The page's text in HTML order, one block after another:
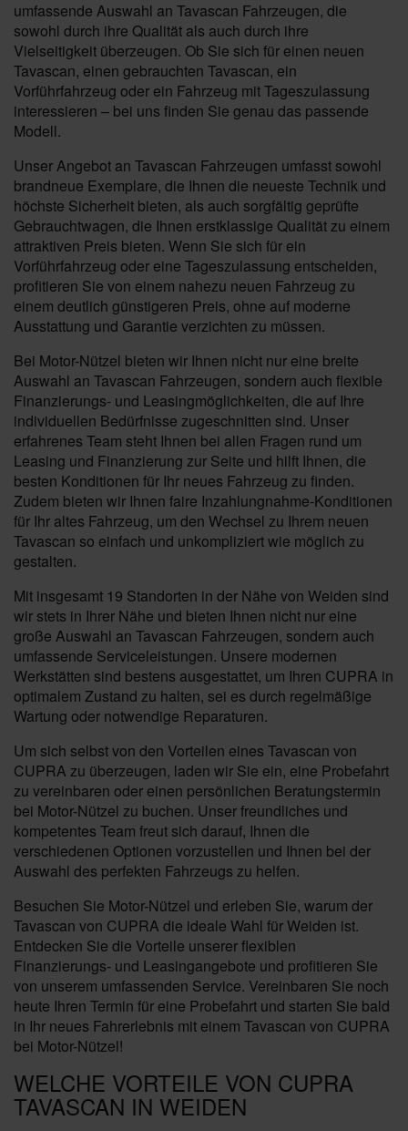
umfassende Auswahl an Tavascan Fahrzeugen, die
sowohl durch ihre Qualität als auch durch ihre
Vielseitigkeit überzeugen. Ob Sie sich für einen neuen
Tavascan, einen gebrauchten Tavascan, ein
Vorführfahrzeug oder ein Fahrzeug mit Tageszulassung
interessieren – bei uns finden Sie genau das passende
Modell.
Unser Angebot an Tavascan Fahrzeugen umfasst sowohl
brandneue Exemplare, die Ihnen die neueste Technik und
höchste Sicherheit bieten, als auch sorgfältig geprüfte
Gebrauchtwagen, die Ihnen erstklassige Qualität zu einem
attraktiven Preis bieten. Wenn Sie sich für ein
Vorführfahrzeug oder eine Tageszulassung entscheiden,
profitieren Sie von einem nahezu neuen Fahrzeug zu
einem deutlich günstigeren Preis, ohne auf moderne
Ausstattung und Garantie verzichten zu müssen.
Bei Motor-Nützel bieten wir Ihnen nicht nur eine breite
Auswahl an Tavascan Fahrzeugen, sondern auch flexible
Finanzierungs- und Leasingmöglichkeiten, die auf Ihre
individuellen Bedürfnisse zugeschnitten sind. Unser
erfahrenes Team steht Ihnen bei allen Fragen rund um
Leasing und Finanzierung zur Seite und hilft Ihnen, die
besten Konditionen für Ihr neues Fahrzeug zu finden.
Zudem bieten wir Ihnen faire Inzahlungnahme-Konditionen
für Ihr altes Fahrzeug, um den Wechsel zu Ihrem neuen
Tavascan so einfach und unkompliziert wie möglich zu
gestalten.
Mit insgesamt 19 Standorten in der Nähe von Weiden sind
wir stets in Ihrer Nähe und bieten Ihnen nicht nur eine
große Auswahl an Tavascan Fahrzeugen, sondern auch
umfassende Serviceleistungen. Unsere modernen
Werkstätten sind bestens ausgestattet, um Ihren CUPRA in
optimalem Zustand zu halten, sei es durch regelmäßige
Wartung oder notwendige Reparaturen.
Um sich selbst von den Vorteilen eines Tavascan von
CUPRA zu überzeugen, laden wir Sie ein, eine Probefahrt
zu vereinbaren oder einen persönlichen Beratungstermin
bei Motor-Nützel zu buchen. Unser freundliches und
kompetentes Team freut sich darauf, Ihnen die
verschiedenen Optionen vorzustellen und Ihnen bei der
Auswahl des perfekten Fahrzeugs zu helfen.
Besuchen Sie Motor-Nützel und erleben Sie, warum der
Tavascan von CUPRA die ideale Wahl für Weiden ist.
Entdecken Sie die Vorteile unserer flexiblen
Finanzierungs- und Leasingangebote und profitieren Sie
von unserem umfassenden Service. Vereinbaren Sie noch
heute Ihren Termin für eine Probefahrt und starten Sie bald
in Ihr neues Fahrerlebnis mit einem Tavascan von CUPRA
bei Motor-Nützel!
WELCHE VORTEILE VON CUPRA
TAVASCAN IN WEIDEN